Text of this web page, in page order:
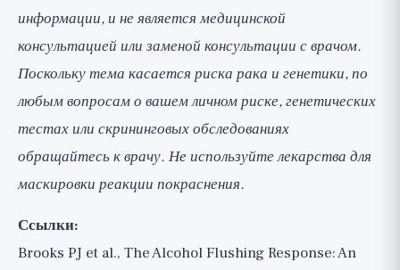
информации, и не является медицинской
консультацией или заменой консультации с врачом.
Поскольку тема касается риска рака и генетики, по
любым вопросам о вашем личном риске, генетических
тестах или скрининговых обследованиях
обращайтесь к врачу. Не используйте лекарства для
маскировки реакции покраснения.
Ссылки:
Brooks PJ et al., The Alcohol Flushing Response: An